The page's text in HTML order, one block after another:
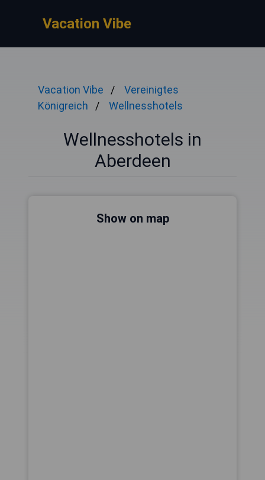
Vacation Vibe
Vacation Vibe
Vereinigtes
Königreich
Wellnesshotels
Wellnesshotels in
Aberdeen
Show on map